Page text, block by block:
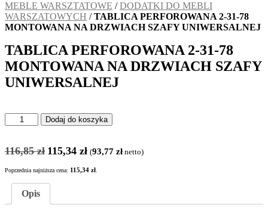
MEBLE WARSZTATOWE /DODATKI DO MEBLI
WARSZATOWYCH /TABLICA PERFOROWANA 2-31-78
MONTOWANA NA DRZWIACH SZAFY UNIWERSALNEJ
TABLICA PERFOROWANA 2-31-78
MONTOWANA NA DRZWIACH SZAFY
UNIWERSALNEJ
ilość
TABLICA
2-
78
MONTOWANA
DRZWIACH
Dodaj do koszyka
116,85zł Pierwotna
wynosiła:
116,85 zł.
115,34 złAktualna
wynosi:
(93,77 zł netto)
Poprzednia najniższa cena: 115,34 zł
Opis